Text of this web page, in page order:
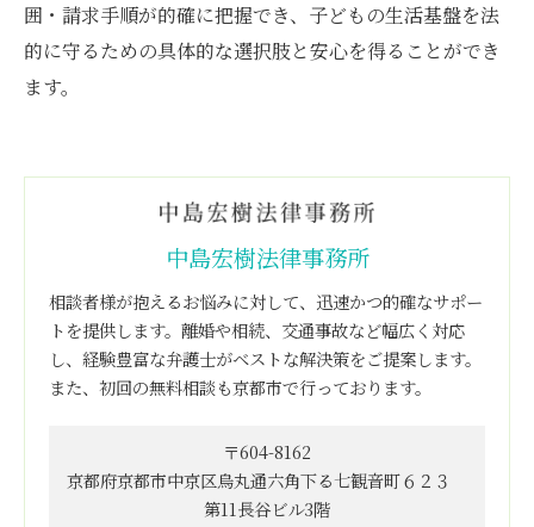
囲・請求手順が的確に把握でき、子どもの生活基盤を法
的に守るための具体的な選択肢と安心を得ることができ
ます。
中島宏樹法律事務所
相談者様が抱えるお悩みに対して、迅速かつ的確なサポー
トを提供します。離婚や相続、交通事故など幅広く対応
し、経験豊富な弁護士がベストな解決策をご提案します。
また、初回の無料相談も京都市で行っております。
〒604-8162
京都府京都市中京区烏丸通六角下る七観音町６２３
第11長谷ビル3階